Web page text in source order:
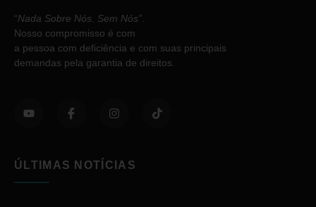
“Nada Sobre Nós. Sem Nós”
Nosso compromisso é com
a pessoa com deficiência e com suas principais
demandas pela garantia de direitos.
ÚLTIMAS NOTÍCIAS